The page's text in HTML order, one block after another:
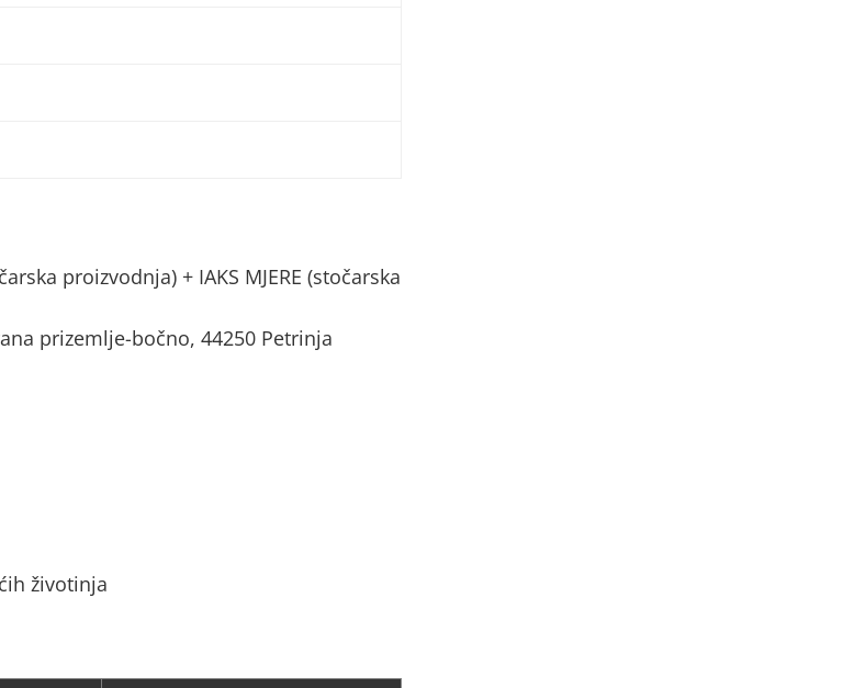
proizvodnja) + IAKS MJERE (stočarska
prizemlje-bočno, 44250 Petrinja
životinja